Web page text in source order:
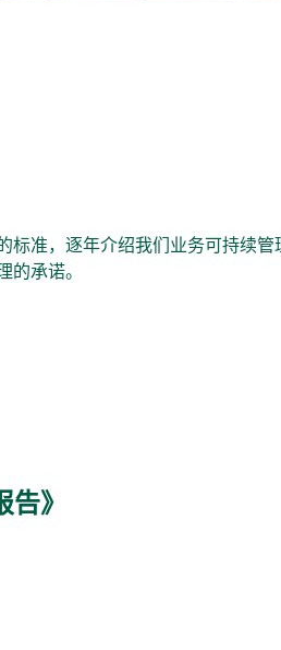
，逐年介绍我们业务可持续管
承诺。
》